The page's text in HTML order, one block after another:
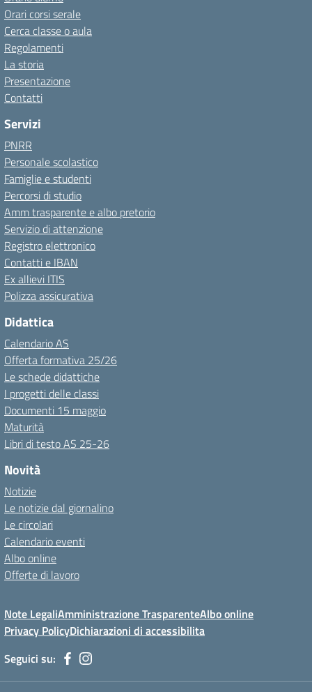
Orari corsi serale
Cerca classe o aula
Regolamenti
La storia
Presentazione
Contatti
Servizi
PNRR
Personale scolastico
Famiglie e studenti
Percorsi di studio
Amm trasparente e albo pretorio
Servizio di attenzione
Registro elettronico
Contatti e IBAN
Ex allievi ITIS
Polizza assicurativa
Didattica
Calendario AS
Offerta formativa 25/26
Le schede didattiche
I progetti delle classi
Documenti 15 maggio
Maturità
Libri di testo AS 25-26
Novità
Notizie
Le notizie dal giornalino
Le circolari
Calendario eventi
Albo online
Offerte di lavoro
Note LegaliAmministrazione TrasparenteAlbo online
Privacy PolicyDichiarazioni di accessibilita
Seguici su: